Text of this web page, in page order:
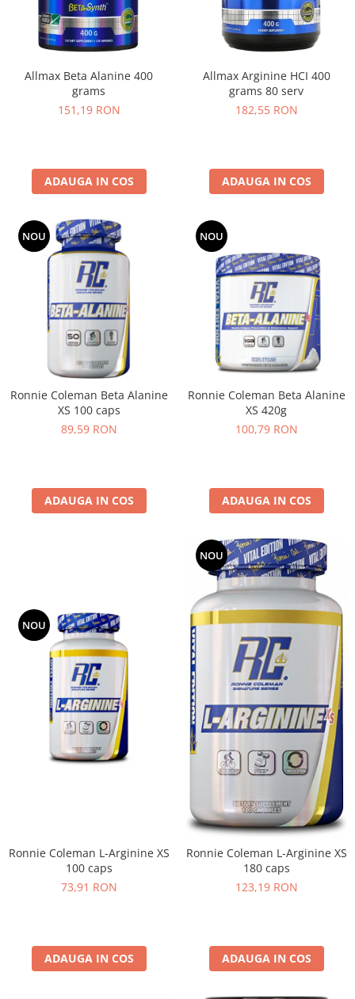
Osavi
PerfectShaker
PeScience
Power System
REDCON1
Revoflex
Rich Piana 5% Nutrition
RIPT
Scivation
Skill Nutrition
Smart Shake
Under Armour
Allmax Beta Alanine 400
grams
151,19 RON
ADAUGA IN COS
Allmax Arginine HCI 400
grams 80 serv
182,55 RON
ADAUGA IN COS
NOU
Ronnie Coleman Beta Alanine
XS 100 caps
89,59 RON
ADAUGA IN COS
NOU
Ronnie Coleman Beta Alanine
XS 420g
100,79 RON
ADAUGA IN COS
NOU
Ronnie Coleman L-Arginine XS
100 caps
73,91 RON
ADAUGA IN COS
NOU
Ronnie Coleman L-Arginine XS
180 caps
123,19 RON
ADAUGA IN COS